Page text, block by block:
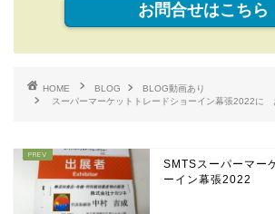
お問合せはこちら
HOME BLOG
BLOG動画あり
スーパーマーケットトレードショーイン幕張2022に
SMTSスーパーマー
ーイン幕張2022